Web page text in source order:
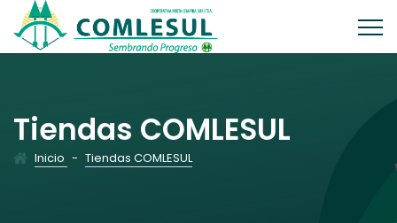
Tiendas COMLESUL
Inicio - Tiendas COMLESUL